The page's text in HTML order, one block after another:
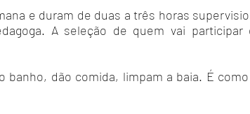
e duram de duas a três horas
A seleção de quem vai
dão comida, limpam a baia. É